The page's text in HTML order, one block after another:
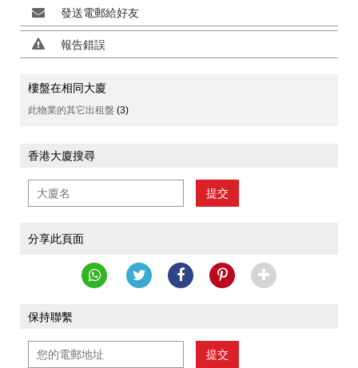
發送電郵給好友
報告錯誤
樓盤在相同大廈
此物業的其它出租盤 (3)
香港大廈搜尋
提交
分享此頁面
保持聯繫
提交